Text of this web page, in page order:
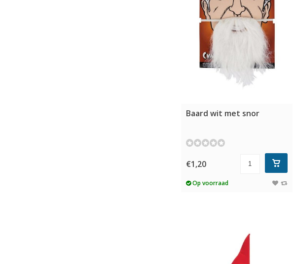
Baard wit met snor
€1,20
Op voorraad